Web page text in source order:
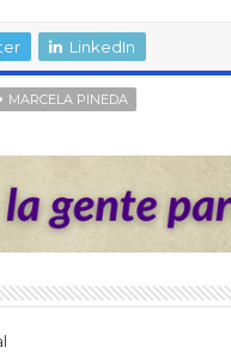
LinkedIn
MARCELA PINEDA